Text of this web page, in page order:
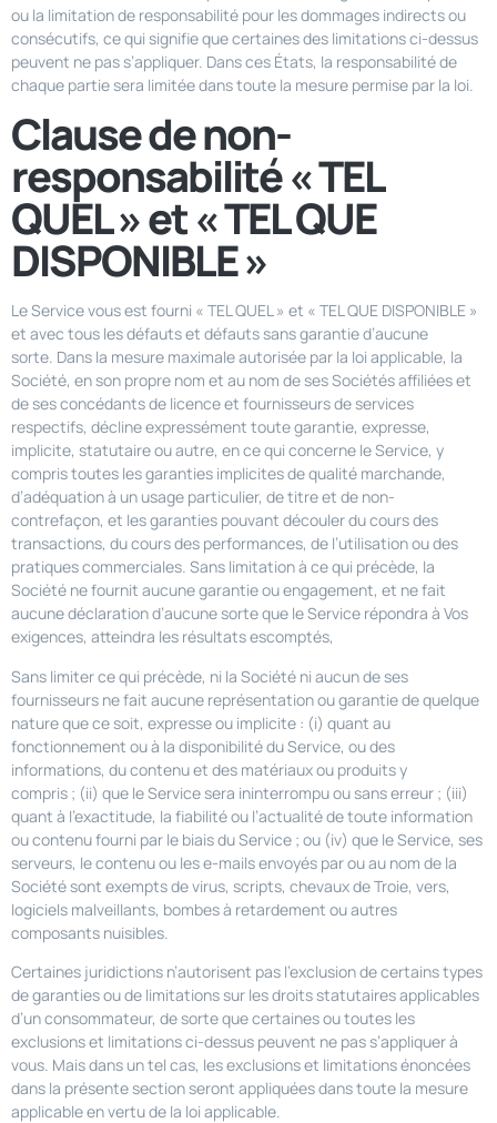
ou la limitation de responsabilité pour les dommages indirects ou
consécutifs, ce qui signifie que certaines des limitations ci-dessus
peuvent ne pas s’appliquer. Dans ces États, la responsabilité de
chaque partie sera limitée dans toute la mesure permise par la loi.
Clause de non-
responsabilité « TEL
QUEL » et « TEL QUE
DISPONIBLE »
Le Service vous est fourni « TEL QUEL » et « TEL QUE DISPONIBLE »
et avec tous les défauts et défauts sans garantie d’aucune
sorte. Dans la mesure maximale autorisée par la loi applicable, la
Société, en son propre nom et au nom de ses Sociétés affiliées et
de ses concédants de licence et fournisseurs de services
respectifs, décline expressément toute garantie, expresse,
implicite, statutaire ou autre, en ce qui concerne le Service, y
compris toutes les garanties implicites de qualité marchande,
d’adéquation à un usage particulier, de titre et de non-
contrefaçon, et les garanties pouvant découler du cours des
transactions, du cours des performances, de l’utilisation ou des
pratiques commerciales. Sans limitation à ce qui précède, la
Société ne fournit aucune garantie ou engagement, et ne fait
aucune déclaration d’aucune sorte que le Service répondra à Vos
exigences, atteindra les résultats escomptés,
Sans limiter ce qui précède, ni la Société ni aucun de ses
fournisseurs ne fait aucune représentation ou garantie de quelque
nature que ce soit, expresse ou implicite : (i) quant au
fonctionnement ou à la disponibilité du Service, ou des
informations, du contenu et des matériaux ou produits y
compris ; (ii) que le Service sera ininterrompu ou sans erreur ; (iii)
quant à l’exactitude, la fiabilité ou l’actualité de toute information
ou contenu fourni par le biais du Service ; ou (iv) que le Service, ses
serveurs, le contenu ou les e-mails envoyés par ou au nom de la
Société sont exempts de virus, scripts, chevaux de Troie, vers,
logiciels malveillants, bombes à retardement ou autres
composants nuisibles.
Certaines juridictions n’autorisent pas l’exclusion de certains types
de garanties ou de limitations sur les droits statutaires applicables
d’un consommateur, de sorte que certaines ou toutes les
exclusions et limitations ci-dessus peuvent ne pas s’appliquer à
vous. Mais dans un tel cas, les exclusions et limitations énoncées
dans la présente section seront appliquées dans toute la mesure
applicable en vertu de la loi applicable.